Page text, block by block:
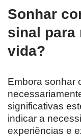
Sonhar
sinal para
vida?
Embora sonhar
significativas
indicar a
experiências e